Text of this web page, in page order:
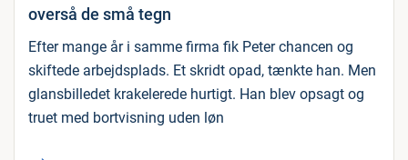
overså de små tegn
Efter mange år i samme firma fik Peter chancen og
skiftede arbejdsplads. Et skridt opad, tænkte han. Men
glansbilledet krakelerede hurtigt. Han blev opsagt og
truet med bortvisning uden løn